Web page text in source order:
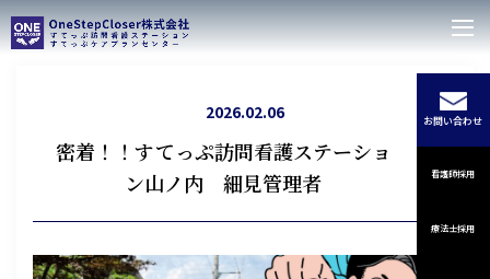
お問い合わせ
看護師採用
療法士採用
2026.02.06
密着！！すてっぷ訪問看護ステーショ
ン山ノ内 細見管理者